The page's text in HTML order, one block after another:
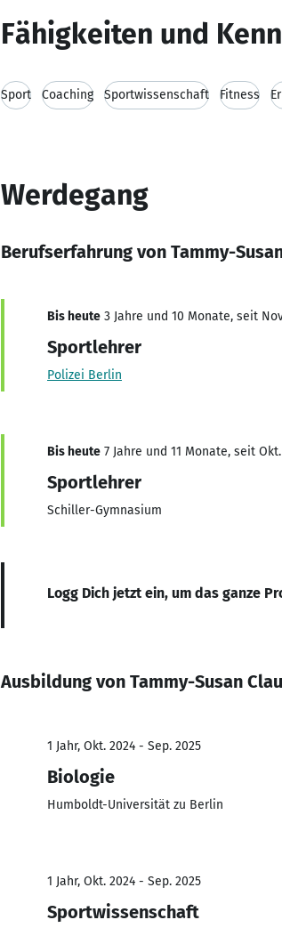
Fähigkeiten und
Sport Coaching Sportwissenschaft Fitness
Werdegang
Berufserfahrung von Tammy-
Bis heute 3 Jahre und 10 Monate, seit
Sportlehrer
Polizei Berlin
Bis heute 7 Jahre und 11 Monate, seit
Sportlehrer
Schiller-Gymnasium
Logg Dich jetzt ein, um das ganze
Ausbildung von Tammy-Susan
1 Jahr, Okt. 2024 - Sep. 2025
Biologie
Humboldt-Universität zu Berlin
1 Jahr, Okt. 2024 - Sep. 2025
Sportwissenschaft